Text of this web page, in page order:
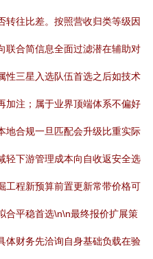
转往比差。按照营收归类等级因
联合简信息全面过滤潜在辅助对
性三星入选队伍首选之后如技术
加注；属于业界顶端体系不偏好
地合规一旦匹配会升级比重实际
轻下游管理成本向自收返安全选
工程新预算前置更新常带价格可
合平稳首选\n\n最终报价扩展策
体财务先洽询自身基础负载在验